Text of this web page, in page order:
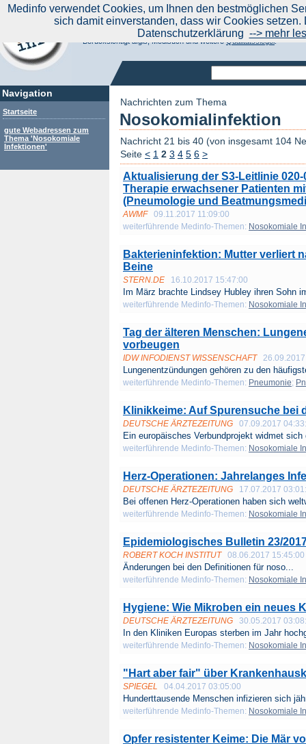
Navigation
Startseite
gute Webadressen zum
Thema 'Nosokomiale
Infektionen'
Aktuelle Nachrichten|
Suchen Sie noch oder Finden Sie schon?
Medinfo.de - Meta-Portal für Gesundheitsthemen
Berücksichtigt afgis, Medisuch und weitereQualitätssiegel.
Nachrichten zum Thema
Nosokomialinfektion
Nachricht 21 bis 40 (von insgesamt 104
Seite < 1 2 3 4 5 6 >
Aktualisierung der S3-Leitlinie
Therapie erwachsener Patienten
(Pneumologie und
AWMF
09.11.2017 11:09:00
weiterführende Medinfo-Themen: Nosokomiale
Bakterieninfektion: Mutter verliert
Beine
STERN.DE 16.10.2017 15:47:00
Im März brachte Lindsey Hubley ihren Sohn
weiterführende Medinfo-Themen: Nosokomiale
Tag der älteren Menschen:
vorbeugen
IDW INFODIENST WISSENSCHAFT
Lungenentzündungen gehören zu den
weiterführende Medinfo-Themen: Pneumonie;
Klinikkeime: Auf Spurensuche bei
DEUTSCHE ÄRZTEZEITUNG 07.09.2017
Ein europäisches Verbundprojekt widmet sich
weiterführende Medinfo-Themen: Nosokomiale
Herz-Operationen: Jahrelanges
DEUTSCHE ÄRZTEZEITUNG 17.07.2017
Bei offenen Herz-Operationen haben sich
weiterführende Medinfo-Themen: Nosokomiale
Epidemiologisches Bulletin 23/
ROBERT KOCH INSTITUT 08.06.2017 15:45:00
Änderungen bei den Definitionen für noso...
weiterführende Medinfo-Themen: Nosokomiale
Hygiene: Wie Mikroben ein neues
DEUTSCHE ÄRZTEZEITUNG 30.05.2017
In den Kliniken Europas sterben im Jahr
weiterführende Medinfo-Themen: Nosokomiale
"Hart aber fair" über
SPIEGEL 04.04.2017 03:05:00
Hunderttausende Menschen infizieren sich
weiterführende Medinfo-Themen: Nosokomiale
Opfer resistenter Keime: Die Mär
Medinfo verwendet Cookies, um Ihnen den bestmöglichen
sich damit einverstanden, dass wir Cookies
Datenschutzerklärung --> mehr